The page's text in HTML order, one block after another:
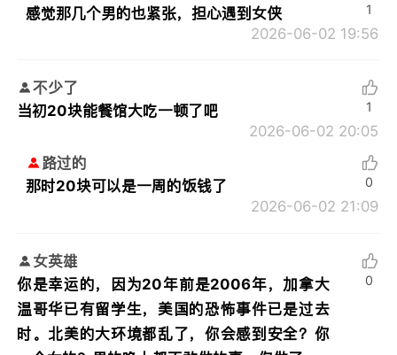
感觉那几个男的也紧张，担心遇到女侠
2026-06-02 19:56
1
不少了
当初20块能餐馆大吃一顿了吧
2026-06-02 20:05
1
路过的
那时20块可以是一周的饭钱了
2026-06-02 21:09
0
女英雄
你是幸运的，因为20年前是2006年，加拿大
温哥华已有留学生，美国的恐怖事件已是过去
时。北美的大环境都乱了，你会感到安全？你
0